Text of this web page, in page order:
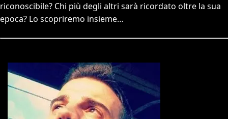
riconoscibile? Chi più degli altri sarà ricordato oltre la sua
epoca? Lo scopriremo insieme…